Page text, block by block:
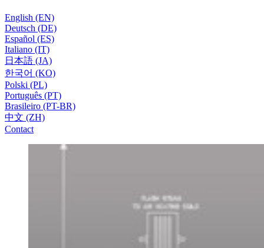
English (EN)
Deutsch (DE)
Español (ES)
Italiano (IT)
日本語 (JA)
한국어 (KO)
Polski (PL)
Português (PT)
Brasileiro (PT-BR)
中文 (ZH)
Contact